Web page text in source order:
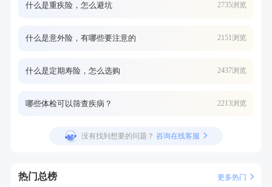
什么是重疾险，怎么避坑 2735浏览
什么是意外险，有哪些要注意的 2151浏览
什么是定期寿险，怎么选购 2437浏览
哪些体检可以筛查疾病？ 2213浏览
没有找到想要的问题？ 咨询在线客服
热门总榜 更多热门